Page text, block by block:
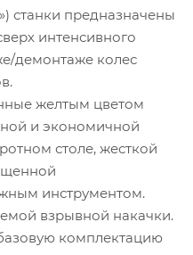
станки предназначены
интенсивного
демонтаже колес
желтым цветом
и экономичной
столе, жесткой
инструментом.
взрывной накачки.
базовую комплектацию